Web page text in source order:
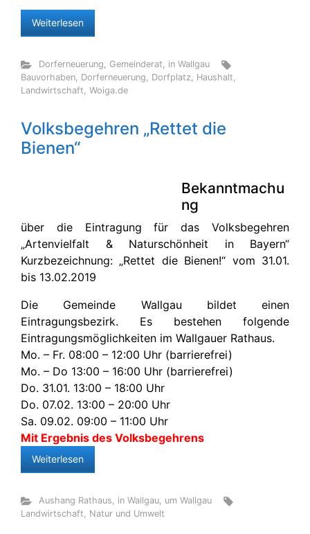
Weiterlesen
Dorferneuerung, Gemeinderat, in Wallgau
Bauvorhaben, Dorferneuerung, Dorfplatz, Haushalt,
Landwirtschaft, Woiga.de
Volksbegehren „Rettet die
Bienen“
Bekanntmachu
ng
über die Eintragung für das Volksbegehren
„Artenvielfalt & Naturschönheit in Bayern“
Kurzbezeichnung: „Rettet die Bienen!“ vom 31.01.
bis 13.02.2019
Die Gemeinde Wallgau bildet einen
Eintragungsbezirk. Es bestehen folgende
Eintragungsmöglichkeiten im Wallgauer Rathaus.
Mo. – Fr. 08:00 – 12:00 Uhr (barrierefrei)
Mo. – Do 13:00 – 16:00 Uhr (barrierefrei)
Do. 31.01. 13:00 – 18:00 Uhr
Do. 07.02. 13:00 – 20:00 Uhr
Sa. 09.02. 09:00 – 11:00 Uhr
Mit Ergebnis des Volksbegehrens
Weiterlesen
Aushang Rathaus, in Wallgau, um Wallgau
Landwirtschaft, Natur und Umwelt